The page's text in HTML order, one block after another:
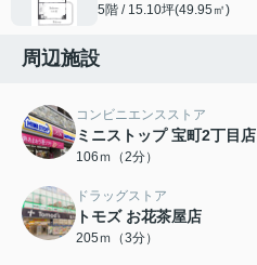
5階 / 15.10坪(49.95㎡)
周辺施設
コンビニエンスストア
ミニストップ 宝町2丁目店
106ｍ（2分）
ドラッグストア
トモズ お花茶屋店
205ｍ（3分）